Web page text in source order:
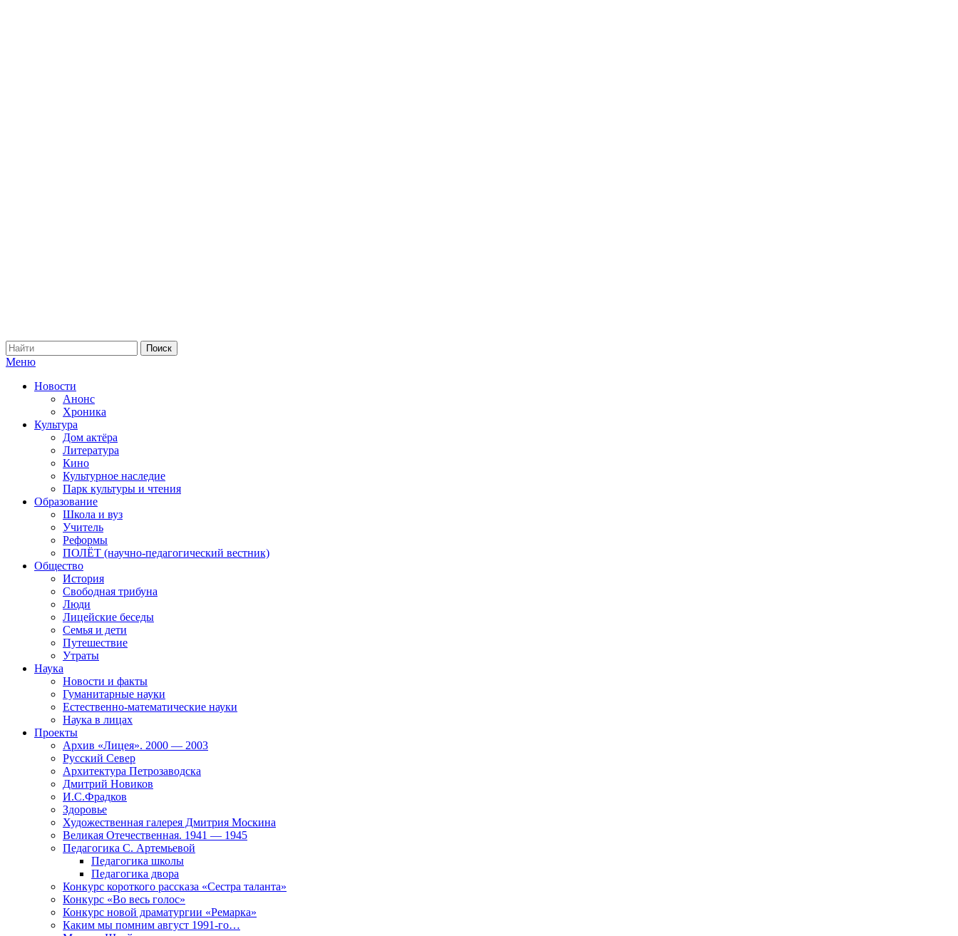
Меню
Новости
Анонс
Хроника
Культура
Дом актёра
Литература
Кино
Культурное наследие
Парк культуры и чтения
Образование
Школа и вуз
Учитель
Реформы
ПОЛЁТ (научно-педагогический вестник)
Общество
История
Свободная трибуна
Люди
Лицейские беседы
Семья и дети
Путешествие
Утраты
Наука
Новости и факты
Гуманитарные науки
Естественно-математические науки
Наука в лицах
Проекты
Архив «Лицея». 2000 — 2003
Русский Север
Архитектура Петрозаводска
Дмитрий Новиков
И.С.Фрадков
Здоровье
Художественная галерея Дмитрия Москина
Великая Отечественная. 1941 — 1945
Педагогика С. Артемьевой
Педагогика школы
Педагогика двора
Конкурс короткого рассказа «Сестра таланта»
Конкурс «Во весь голос»
Конкурс новой драматургии «Ремарка»
Каким мы помним август 1991-го…